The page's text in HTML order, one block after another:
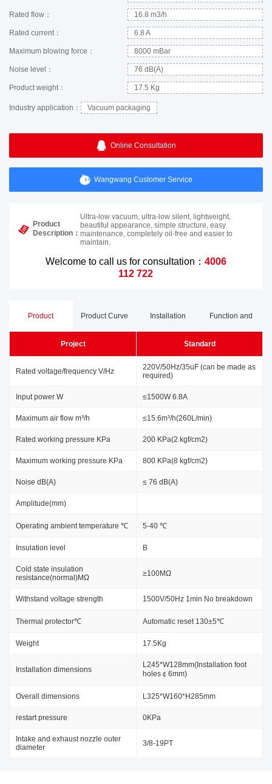
Rated flow： 16.8 m3/h
Rated current： 6.8 A
Maximum blowing force： 8000 mBar
Noise level： 76 dB(A)
Product weight： 17.5 Kg
Industry application： Vacuum packaging
Online Consultation
Wangwang Customer Service
Product
Description：
Ultra-low vacuum, ultra-low silent, lightweight,
beautiful appearance, simple structure, easy
maintenance, completely oil-free and easier to
maintain.
Welcome to call us for consultation： 4006
112 722
Product Product Curve Installation
Dimensions
Function and
Advantages
Project Standard
Rated voltage/frequency V/Hz
220V/50Hz/35uF (can be made as
required)
Input power W ≤1500W 6.8A
Maximum air flow m³/h ≤15.6m³/h(260L/min)
Rated working pressure KPa 200 KPa(2 kgf/cm2)
Maximum working pressure KPa 800 KPa(8 kgf/cm2)
Noise dB(A) ≤ 76 dB(A)
Amplitude(mm)
Operating ambient temperature ℃ 5-40 ℃
Insulation level B
Cold state insulation
resistance(normal)MΩ
≥100MΩ
Withstand voltage strength 1500V/50Hz 1min No breakdown
Thermal protector℃ Automatic reset 130±5℃
Weight 17.5Kg
Installation dimensions
L245*W128mm(Installation foot
holes￠6mm)
Overall dimensions L325*W160*H285mm
restart pressure 0KPa
Intake and exhaust nozzle outer
diameter
3/8-19PT